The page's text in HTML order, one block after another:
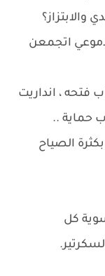
والابتزاز؟
اتجمعن
فتحه ، انداريت
حماية ..
الصياح
كل